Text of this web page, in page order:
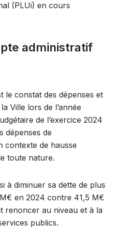
(PLUi) en cours
administratif
le constat des dépenses et
Ville lors de l’année
de l’exercice 2024
dépenses de
contexte de hausse
toute nature.
à diminuer sa dette de plus
en 2024 contre 41,5 M€
renoncer au niveau et à la
publics.